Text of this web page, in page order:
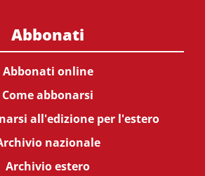
Abbonati
Abbonati online
Come abbonarsi
all'edizione per l'estero
nazionale
Archivio estero